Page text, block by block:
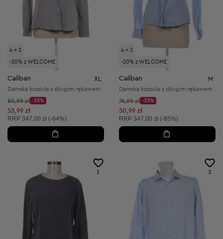
4 = 2
-20% z WELCOME
Caliban XL
Damska koszula z długim rękawem
Cena początkowa:
80,99 zł
Discount Price:
-33%
Obniżona cena:
53,99 zł
Cena sugerowana:
RRP 347,00 zł (-84%)
4 = 2
-20% z WELCOME
Caliban M
Damska koszula z długim rękawem
Cena początkowa:
76,99 zł
Discount Price:
-33%
Obniżona cena:
50,99 zł
Cena sugerowana:
RRP 347,00 zł (-85%)
1 3